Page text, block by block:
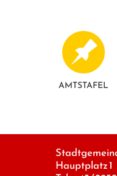
AMTSTAFEL
Hauptplatz 1